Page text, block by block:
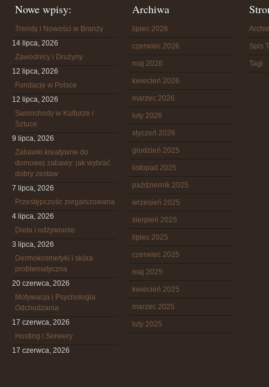
Nowe wpisy:
Trendy i Nowości w Branży
14 lipca, 2026
Zawodnicy i Drużyny
12 lipca, 2026
Fundacje w Polsce
12 lipca, 2026
Samochody w Kulturze i
Sztuce
9 lipca, 2026
Zabawki kreatywne do
domowej zabawy: jak wybrać
dobry zestaw
7 lipca, 2026
Przestępczośc zorganizowana
4 lipca, 2026
Dieta i odżywianie
3 lipca, 2026
Dermokosmetyki i skóra
problematyczna
20 czerwca, 2026
Motywacja i Psychologia
Odchudzania
17 czerwca, 2026
Hosting i Serwery
17 czerwca, 2026
Archiwa
lipiec 2026
czerwiec 2026
maj 2026
kwiecień 2026
marzec 2026
luty 2026
styczeń 2026
grudzień 2025
listopad 2025
październik 2025
wrzesień 2025
sierpień 2025
lipiec 2025
czerwiec 2025
maj 2025
kwiecień 2025
marzec 2025
luty 2025
Spis
Tagi